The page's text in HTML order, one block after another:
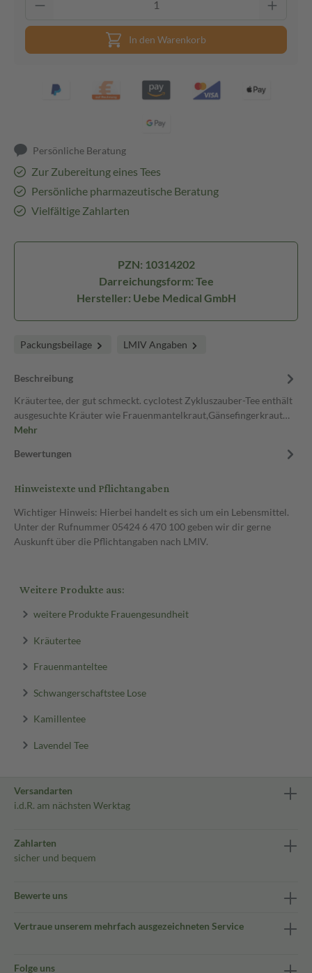
In den Warenkorb
Persönliche Beratung
Zur Zubereitung eines Tees
Persönliche pharmazeutische Beratung
Vielfältige Zahlarten
PZN: 10314202
Darreichungsform: Tee
Hersteller: Uebe Medical GmbH
Packungsbeilage LMIV Angaben
Beschreibung
Kräutertee, der gut schmeckt. cyclotest Zykluszauber-Tee enthält
ausgesuchte Kräuter wie Frauenmantelkraut,Gänsefingerkraut…
Mehr
Bewertungen
Hinweistexte und Pflichtangaben
Wichtiger Hinweis: Hierbei handelt es sich um ein Lebensmittel.
Unter der Rufnummer 05424 6 470 100 geben wir dir gerne
Auskunft über die Pflichtangaben nach LMIV.
Weitere Produkte aus:
weitere Produkte Frauengesundheit
Kräutertee
Frauenmanteltee
Schwangerschaftstee Lose
Kamillentee
Lavendel Tee
Versandarten
i.d.R. am nächsten Werktag
Zahlarten
sicher und bequem
Bewerte uns
Vertraue unserem mehrfach ausgezeichneten Service
Folge uns